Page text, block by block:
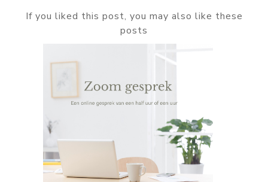
If you liked this post, you may also like these
posts